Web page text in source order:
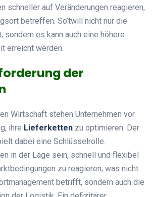
schneller auf Veränderungen reagieren,
betreffen. So’twill nicht nur die
es kann auch eine höhere
erreicht werden.
der
Wirtschaft stehen Unternehmen vor
ihre Lieferketten zu optimieren. Der
dabei eine Schlüsselrolle.
in der Lage sein, schnell und flexibel
zu reagieren, was nicht
betrifft, sondern auch die